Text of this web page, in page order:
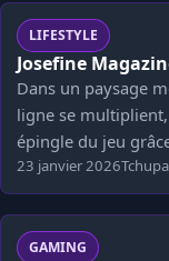
LIFESTYLE
Josefine
Dans un paysage
ligne se
épingle du jeu
23 janvier 2026Tchupa
GAMING